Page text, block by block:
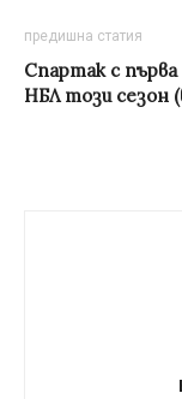
предишна статия
Спартак с първа
НБЛ този сезон